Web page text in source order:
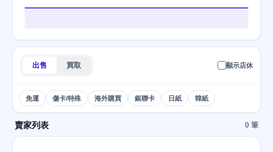
出售 買取 顯示店休
免運 傷卡/特殊 海外購買 銀聯卡 日紙 韓紙
賣家列表 0 筆